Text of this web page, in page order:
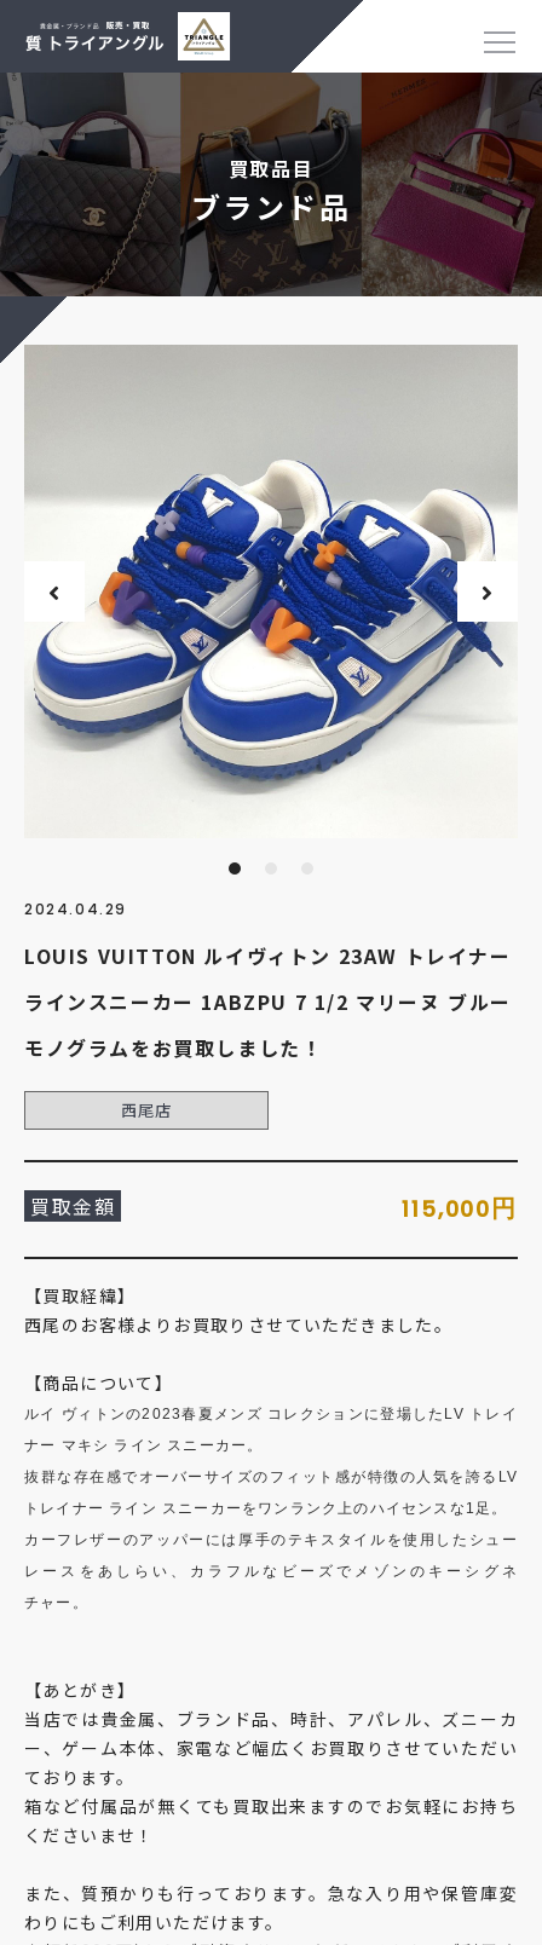
買取品目
ブランド品
2024.04.29
LOUIS VUITTON ルイヴィトン 23AW トレイナー
ラインスニーカー 1ABZPU 7 1/2 マリーヌ ブルー
モノグラムをお買取しました！
西尾店
買取金額 115,000円
【買取経緯】
西尾のお客様よりお買取りさせていただきました。
【商品について】
ルイ ヴィトンの2023春夏メンズ コレクションに登場したLV トレイ
ナー マキシ ライン スニーカー。
抜群な存在感でオーバーサイズのフィット感が特徴の人気を誇るLV
トレイナー ライン スニーカーをワンランク上のハイセンスな1足。
カーフレザーのアッパーには厚手のテキスタイルを使用したシュー
レースをあしらい、カラフルなビーズでメゾンのキーシグネ
チャー。
【あとがき】
当店では貴金属、ブランド品、時計、アパレル、ズニーカ
ー、ゲーム本体、家電など幅広くお買取りさせていただい
ております。
箱など付属品が無くても買取出来ますのでお気軽にお持ち
くださいませ！
また、質預かりも行っております。急な入り用や保管庫変
わりにもご利用いただけます。